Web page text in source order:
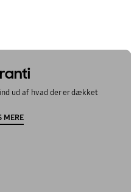
ud af hvad der er dækket
MERE